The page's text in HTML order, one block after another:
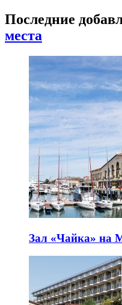
Последние
места
Зал «Чайка» на